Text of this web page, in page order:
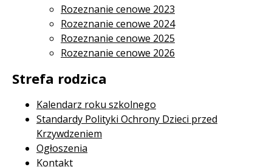
Rozeznanie cenowe 2023
Rozeznanie cenowe 2024
Rozeznanie cenowe 2025
Rozeznanie cenowe 2026
Strefa rodzica
Kalendarz roku szkolnego
Standardy Polityki Ochrony Dzieci przed
Krzywdzeniem
Ogłoszenia
Kontakt